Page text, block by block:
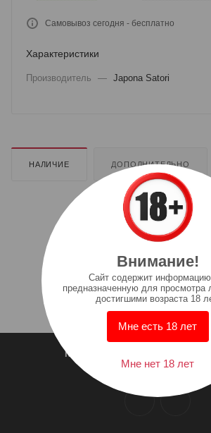
Самовывоз сегодня - бесплатно
Характеристики
Производитель — Japona Satori
НАЛИЧИЕ ДОПОЛНИТЕЛЬНО
КТО МЫ? СПИСОК
Внимание!
Cайт содержит
предназначенную для просмотра
достигшими возраста 18
Мне есть 18 лет
Мне нет 18 лет